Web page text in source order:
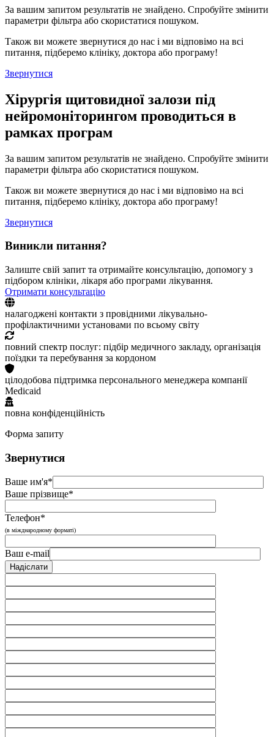
За вашим запитом результатів не знайдено. Спробуйте змінити
параметри фільтра або скористатися пошуком.
Також ви можете звернутися до нас і ми відповімо на всі
питання, підберемо клініку, доктора або програму!
Звернутися
Хірургія щитовидної залози під
нейромоніторингом проводиться в
рамках програм
За вашим запитом результатів не знайдено. Спробуйте змінити
параметри фільтра або скористатися пошуком.
Також ви можете звернутися до нас і ми відповімо на всі
питання, підберемо клініку, доктора або програму!
Звернутися
Виникли питання?
Залиште свій запит та отримайте консультацію, допомогу з
підбором клініки, лікаря або програми лікування.
Отримати консультацію
налагоджені контакти з провідними лікувально-
профілактичними установами по всьому світу
повний спектр послуг: підбір медичного закладу, організація
поїздки та перебування за кордоном
цілодобова підтримка персонального менеджера компанії
Medicaid
повна конфіденційність
Форма запиту
Звернутися
Ваше им'я*
Ваше прізвище*
Телефон*
(в міжднародному форматі)
Ваш e-mail